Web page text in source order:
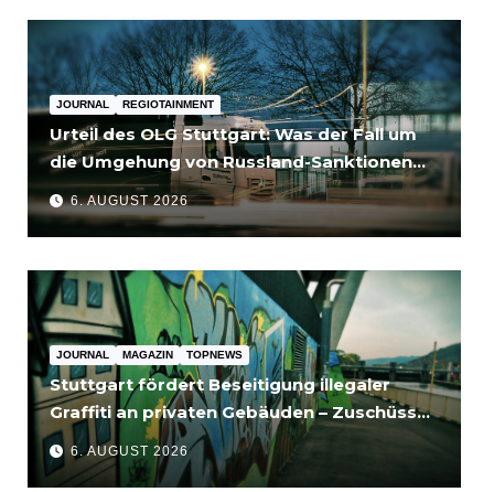
JOURNAL REGIOTAINMENT
Urteil des OLG Stuttgart: Was der Fall um
die Umgehung von Russland-Sanktionen
für Unternehmen bedeutet
6. AUGUST 2026
JOURNAL MAGAZIN TOPNEWS
Stuttgart fördert Beseitigung illegaler
Graffiti an privaten Gebäuden – Zuschüsse
bis 3.500 Euro
6. AUGUST 2026